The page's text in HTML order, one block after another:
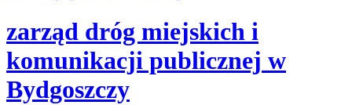
zarząd dróg miejskich i
komunikacji publicznej w
Bydgoszczy